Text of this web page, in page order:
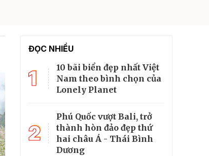
ĐỌC NHIỀU
1
10 bãi biển đẹp nhất Việt
Nam theo bình chọn của
Lonely Planet
2
Phú Quốc vượt Bali, trở
thành hòn đảo đẹp thứ
hai châu Á - Thái Bình
Dương